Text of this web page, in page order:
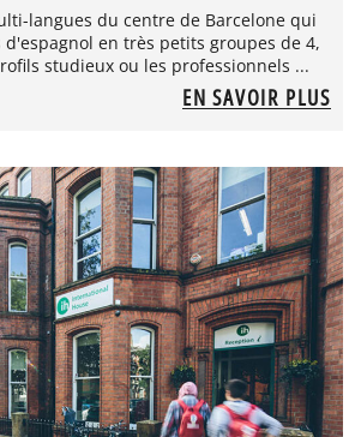
langues du centre de Barcelone qui
d'espagnol en très petits groupes de 4,
studieux ou les professionnels ...
EN SAVOIR PLUS